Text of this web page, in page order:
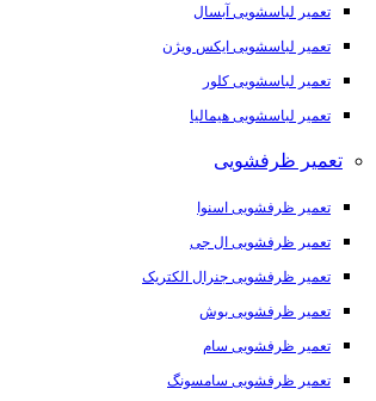
تعمیر لباسشویی آبسال
تعمیر لباسشویی ایکس ویژن
تعمیر لباسشویی کلور
تعمیر لباسشویی هیمالیا
تعمیر ظرفشویی
تعمیر ظرفشویی اسنوا
تعمیر ظرفشویی ال جی
تعمیر ظرفشویی جنرال الکتریک
تعمیر ظرفشویی بوش
تعمیر ظرفشویی سام
تعمیر ظرفشویی سامسونگ